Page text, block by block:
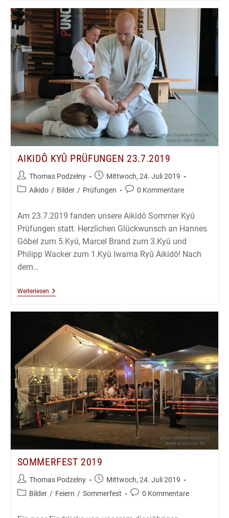
Kyû
Prüfungen
24.7.2019
AIKIDÔ KYÛ PRÜFUNGEN 23.7.2019
Beitrags-
Autor:
Thomas Podzelny
Beitrag
veröffentlicht:
Mittwoch, 24. Juli 2019
Beitrags-
Aikido / Bilder / Prüfungen
Beitrags-
0 Kommentare
Am 23.7.2019 fanden unsere Aikidô Sommer Kyû
Prüfungen statt. Herzlichen Glückwunsch an Hannes
Göbel zum 5.Kyû, Marcel Brand zum 3.Kyû und
Philipp Wacker zum 1.Kyû Iwama Ryû Aikidô! Nach
dem…
WeiterlesenAikidô
SOMMERFEST 2019
Beitrags-
Autor:
Thomas Podzelny
Beitrag
veröffentlicht:
Mittwoch, 24. Juli 2019
Beitrags-
Bilder / Feiern / Sommerfest
Beitrags-
0 Kommentare